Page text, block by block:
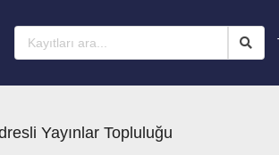
Yayınlar Topluluğu